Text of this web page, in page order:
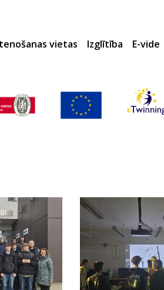
vietas
Izglītība E-vide